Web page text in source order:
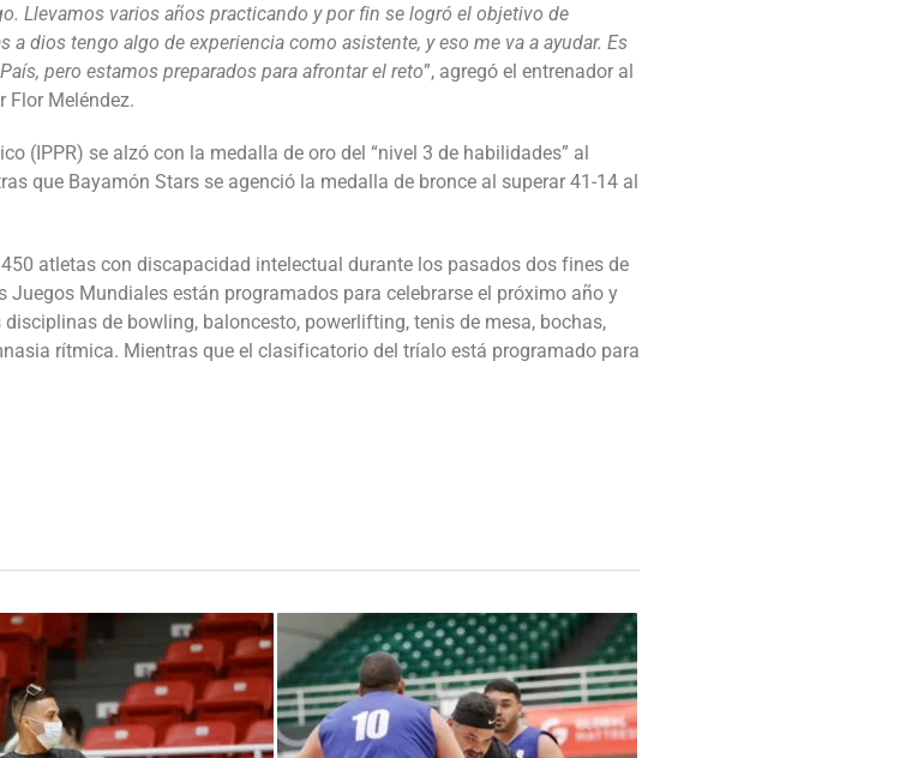
Llevamos varios años practicando y por fin se logró el objetivo de
a dios tengo algo de experiencia como asistente, y eso me va a ayudar. Es
pero estamos preparados para afrontar el reto”, agregó el entrenador al
Flor Meléndez.
(IPPR) se alzó con la medalla de oro del “nivel 3 de habilidades” al
que Bayamón Stars se agenció la medalla de bronce al superar 41-14 al
atletas con discapacidad intelectual durante los pasados dos fines de
Mundiales están programados para celebrarse el próximo año y
de bowling, baloncesto, powerlifting, tenis de mesa, bochas,
rítmica. Mientras que el clasificatorio del tríalo está programado para